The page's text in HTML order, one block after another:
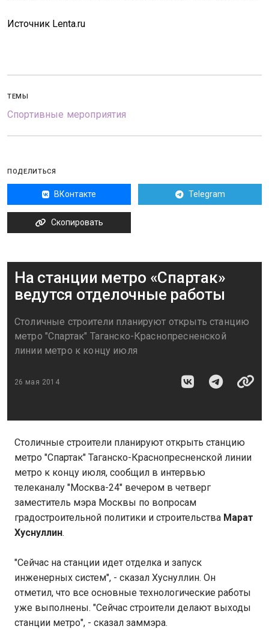
Источник Lenta.ru
ТЕМЫ
Спортивные мероприятия
ПОДЕЛИТЬСЯ
ВКонтакте Telegram
Скопировать
На станции метро «Спартак»
ведутся отделочные работы
Столичные строители планируют открыть станцию
метро "Спартак" Таганско-Краснопресненской
линии метро к концу июля
26 мая 2014
Столичные строители планируют открыть станцию
метро "Спартак" Таганско-Краснопресненской линии
метро к концу июля, сообщил в интервью
телеканалу "Москва-24" вечером в четверг
заместитель мэра Москвы по вопросам
градостроительной политики и строительства Марат
Хуснуллин.
"Сейчас на станции идет отделка и запуск
инженерных систем", - сказал Хуснуллин. Он
отметил, что все основные технологические работы
уже выполнены. "Сейчас строители делают выходы
станции метро", - сказал заммэра.